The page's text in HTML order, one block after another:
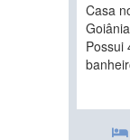
Casa
Possui